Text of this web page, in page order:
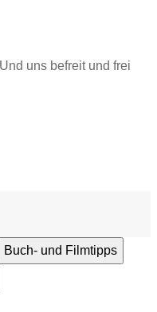
uns befreit und frei
Buch- und Filmtipps